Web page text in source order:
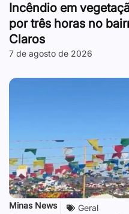
Incêndio em
por três horas no
Claros
7 de agosto de 2026
Minas News Geral